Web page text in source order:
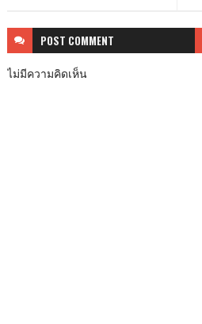
POST COMMENT
ไม่มีความคิดเห็น